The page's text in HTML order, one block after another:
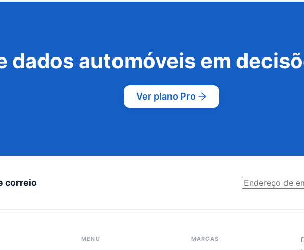
dados automóveis em
Ver plano Pro
correio
MENU MARCAS